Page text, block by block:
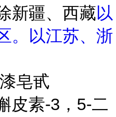
新疆、 西藏以
。以江苏、浙
皂甙
皮素-3，5-二